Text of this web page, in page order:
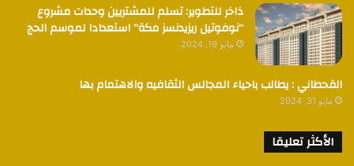
ذاخر للتطوير: تسلم للمشتريين وحدات مشروع
“نوفوتيل ريزيدنسز مكة” استعدادا لموسم الحج
مايو 19, 2024
القحطاني : يطالب باحياء المجالس الثقافيه والاهتمام بها
مايو 31, 2024
الأكثر تعليقا